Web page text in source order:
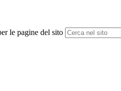
le pagine del sito